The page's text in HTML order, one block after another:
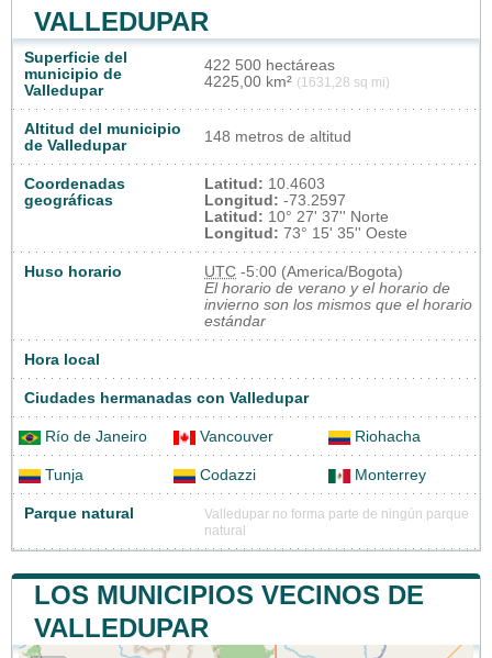
VALLEDUPAR
Superficie del
municipio de
Valledupar
422 500 hectáreas
4225,00 km² (1631,28 sq mi)
Altitud del municipio
de Valledupar
148 metros de altitud
Coordenadas
geográficas
Latitud: 10.4603
Longitud: -73.2597
Latitud: 10° 27' 37'' Norte
Longitud: 73° 15' 35'' Oeste
Huso horario UTC -5:00 (America/Bogota)
El horario de verano y el horario de
invierno son los mismos que el horario
estándar
Hora local
Ciudades hermanadas con Valledupar
Río de Janeiro Vancouver Riohacha
Tunja Codazzi Monterrey
Parque natural
Valledupar no forma parte de ningún parque
natural
LOS MUNICIPIOS VECINOS DE
VALLEDUPAR